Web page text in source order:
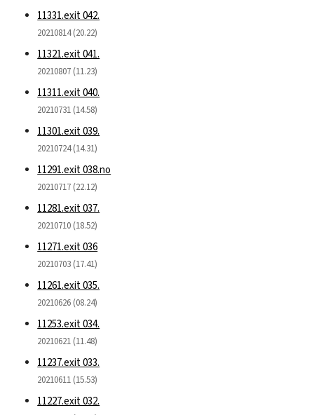
11331.exit 042.
20210814 (20.22)
11321.exit 041.
20210807 (11.23)
11311.exit 040.
20210731 (14.58)
11301.exit 039.
20210724 (14.31)
11291.exit 038.no
20210717 (22.12)
11281.exit 037.
20210710 (18.52)
11271.exit 036
20210703 (17.41)
11261.exit 035.
20210626 (08.24)
11253.exit 034.
20210621 (11.48)
11237.exit 033.
20210611 (15.53)
11227.exit 032.